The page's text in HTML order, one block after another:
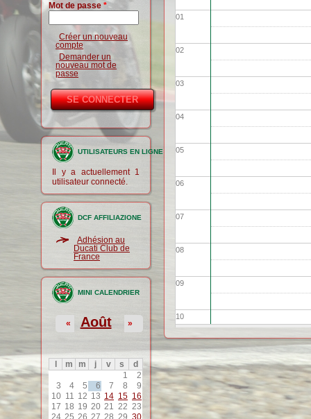
Mot de passe *
Créer un nouveau
compte
Demander un
nouveau mot de
passe
UTILISATEURS EN LIGNE
Il y a actuellement 1
utilisateur connecté.
DCF AFFILIAZIONE
Adhésion au
Ducati Club de
France
MINI CALENDRIER
Août
« »
m m j v s
d
1
2
3
4 5 6 7 8
9
10 11 12 13 14 15 16
17 18 19 20 21 22 23
24 25 26 27 28 29 30
01
02
03
04
05
06
07
08
09
10
11
12
13